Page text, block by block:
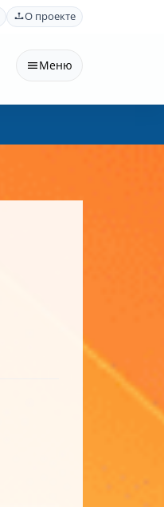
О проекте
Меню